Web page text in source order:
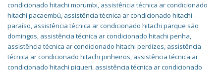
condicionado hitachi morumbi, assistência técnica ar condicionado
hitachi pacaembú, assistência técnica ar condicionado hitachi
paraíso, assistência técnica ar condicionado hitachi parque são
domingos, assistência técnica ar condicionado hitachi penha,
assistência técnica ar condicionado hitachi perdizes, assistência
técnica ar condicionado hitachi pinheiros, assistência técnica ar
condicionado hitachi piqueri, assistência técnica ar condicionado